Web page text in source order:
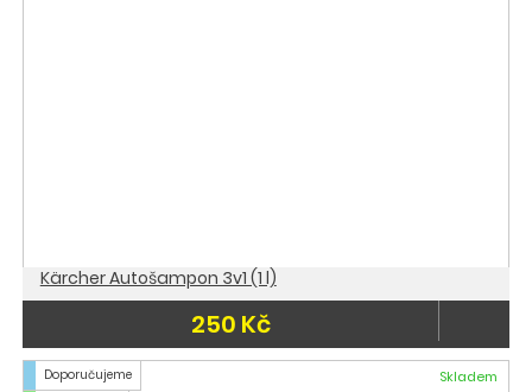
Kärcher Autošampon 3v1 (1 l)
250 Kč
Doporučujeme
Skladem